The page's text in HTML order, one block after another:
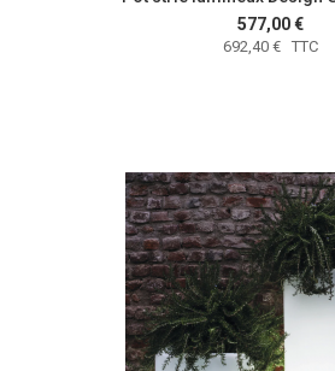
577,00 €
692,40 € TTC